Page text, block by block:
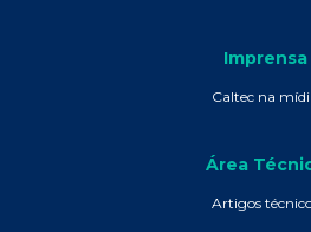
Imprensa
Caltec na
Área
Artigos